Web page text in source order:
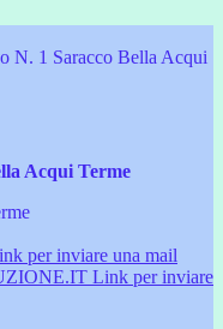
N. 1 Saracco Bella Acqui
Acqui Terme
per inviare una mail
Link per inviare